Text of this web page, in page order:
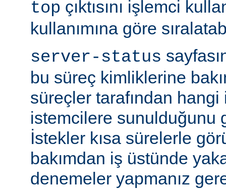
top çıktısını işlemci
kullanımına göre
server-status
bu süreç kimliklerine
süreçler tarafından
istemcilere sunulduğunu
İstekler kısa sürelerle
bakımdan iş üstünde
denemeler yapmanız